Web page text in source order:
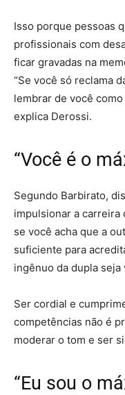
Isso porque pessoas
profissionais com
ficar gravadas na
“Se você só reclama
lembrar de você
explica Derossi.
“Você é o
Segundo Barbirato,
impulsionar a carreira
se você acha que a
suficiente para
ingênuo da dupla seja
Ser cordial e
competências não é
moderar o tom e ser
“Eu sou o